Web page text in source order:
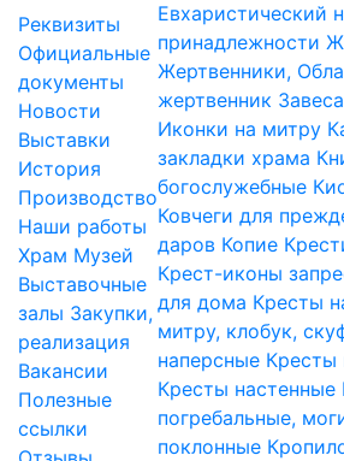
Реквизиты
Официальные
документы
Новости
Выставки
История
Производство
Наши работы
Храм Музей
Выставочные
залы Закупки,
реализация
Вакансии
Полезные
ссылки
Евхаристический
принадлежности
Жертвенники,
жертвенник
Иконки на митру
закладки храма
богослужебные
Ковчеги для
даров Копие
Крест-иконы
для дома Кресты
митру, клобук,
наперсные Кресты
Кресты настенные
погребальные,
поклонные